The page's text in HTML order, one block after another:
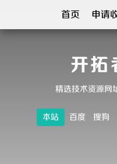
首页 申请
开拓
精选技术资源网
本站 百度 搜狗